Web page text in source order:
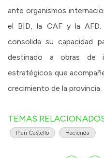
ante organismos
el BID, la CAF y la
consolida su capacidad
destinado a obras de
estratégicos que
crecimiento de la provincia.
TEMAS
Plan Castello Hacienda